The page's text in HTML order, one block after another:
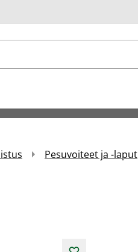
Pesuvoiteet ja -laput